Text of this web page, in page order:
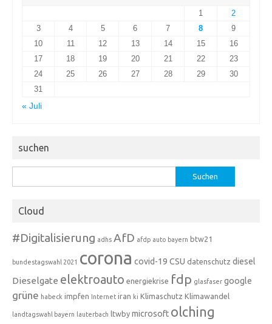
1
2
3
4 5 6 7 8
9
10
11 12 13 14 15
16
17
18 19 20 21 22
23
24
25 26 27 28 29
30
31
« Juli
suchen
nach:
Cloud
#Digitalisierung adhs AfD afdp auto bayern btw21
bundestagswahl 2021 corona covid-19 CSU datenschutz diesel
Dieselgate elektroauto energiekrise fdp glasfaser google
grüne habeck impfen Internet iran ki Klimaschutz Klimawandel
landtagswahl bayern lauterbach ltwby microsoft olching